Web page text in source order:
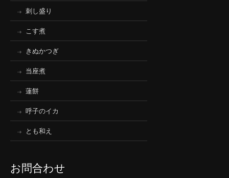
刺し盛り
こす煮
きぬかつぎ
当座煮
蓮餅
呼子のイカ
とも和え
お問合わせ